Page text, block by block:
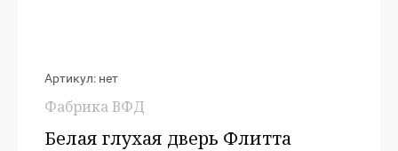
Артикул: нет
Фабрика ВФД
Белая глухая дверь Флитта